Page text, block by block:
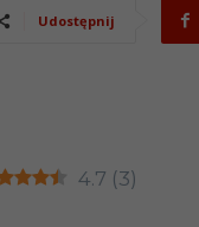
Udostępnij
4.7 (3)